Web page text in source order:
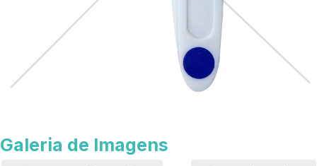
Galeria de Imagens